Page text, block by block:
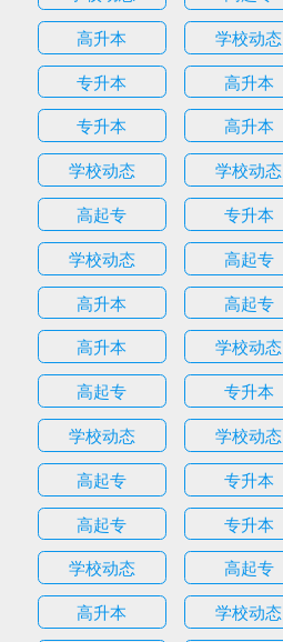
高升本
学校动态
专升本
高升本
专升本
高升本
学校动态
学校动态
高起专
专升本
学校动态
高起专
高升本
高起专
高升本
学校动态
高起专
专升本
学校动态
学校动态
高起专
专升本
高起专
专升本
学校动态
高起专
高升本
学校动态